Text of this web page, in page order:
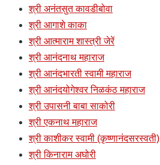
श्री अनंतसुत कावडीबोवा
श्री आगाशे काका
श्री आत्माराम शास्त्री जेरें
श्री आनंदनाथ महाराज
श्री आनंदभारती स्वामी महाराज
श्री आनंदयोगेश्वर निळकंठ महाराज
श्री उपासनी बाबा साकोरी
श्री एकनाथ महाराज
श्री काशीकर स्वामी (कृष्णानंदसरस्वती)
श्री किनाराम अघोरी